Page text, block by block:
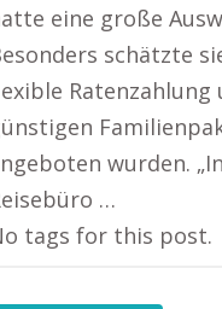
eine große
schätzte
Ratenzahlung
wurden.
…
tags for this post.